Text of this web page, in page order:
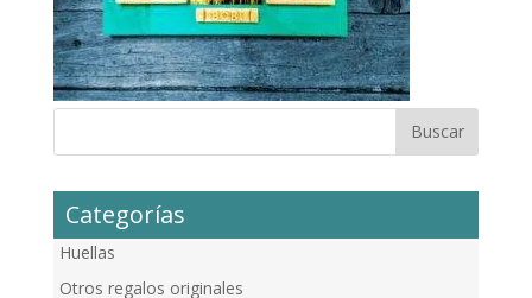
Categorías
Huellas
Otros regalos originales